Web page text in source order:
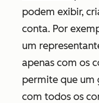
podem exibir,
conta. Por
um
apenas com os
permite que um
com todos os